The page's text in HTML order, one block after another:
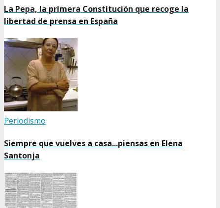
La Pepa, la primera Constitución que recoge la
libertad de prensa en España
Periodismo
Siempre que vuelves a casa...piensas en Elena
Santonja